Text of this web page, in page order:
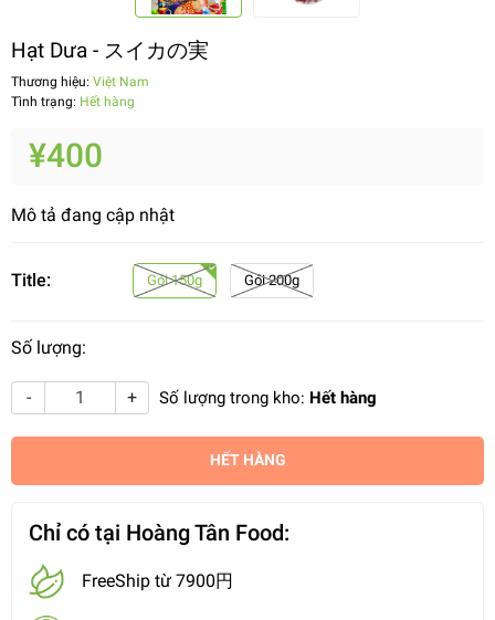
Hạt Dưa - スイカの実
Thương hiệu: Việt Nam
Tình trạng: Hết hàng
¥400
Mô tả đang cập nhật
Title: Gói 150g Gói 200g
Số lượng:
- + Số lượng trong kho: Hết hàng
HẾT HÀNG
Chỉ có tại Hoàng Tân Food:
FreeShip từ 7900円